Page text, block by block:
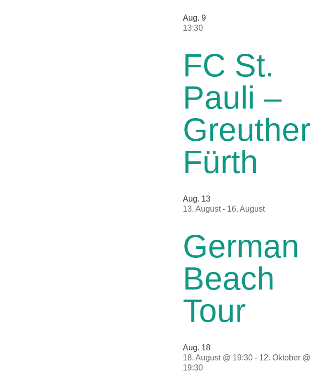
Aug.9
13:30
FC St.
Pauli –
Greuther
Fürth
Aug. 13
13. August- 16. August
German
Beach
Tour
Aug. 18
18. August @ 19:30 - 12. Oktober @
19:30